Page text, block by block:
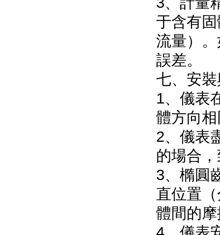
于含有固
流量）
誤差。
七、安
1、儀表
體方向相
2、
的場合
3、橢
直位置（
體間的摩